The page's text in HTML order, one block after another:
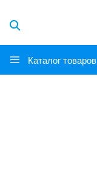
Каталог товаров